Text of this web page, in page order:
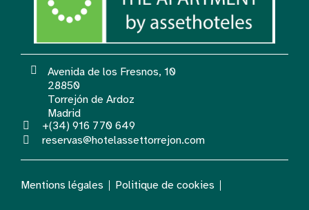
Avenida de los Fresnos, 10
28850
Torrejón de Ardoz
Madrid
+(34) 916 770 649
reservas@hotelassettorrejon.com
Mentions légales Politique de cookies